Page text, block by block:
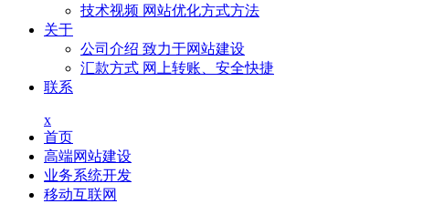
技术视频 网站优化方式方法
关于
公司介绍 致力于网站建设
汇款方式 网上转账、安全快捷
联系
x
首页
高端网站建设
业务系统开发
移动互联网